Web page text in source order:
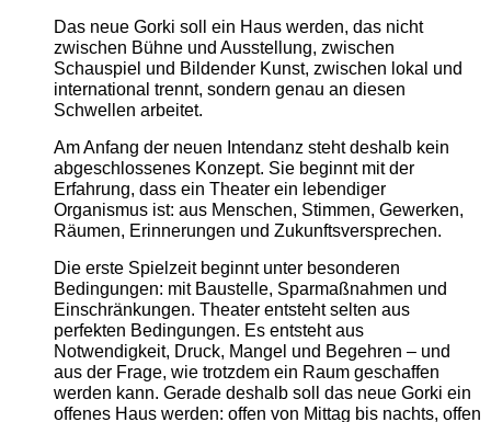
Das neue Gorki soll ein Haus werden, das nicht
zwischen Bühne und Ausstellung, zwischen
Schauspiel und Bildender Kunst, zwischen lokal und
international trennt, sondern genau an diesen
Schwellen arbeitet.
Am Anfang der neuen Intendanz steht deshalb kein
abgeschlossenes Konzept. Sie beginnt mit der
Erfahrung, dass ein Theater ein lebendiger
Organismus ist: aus Menschen, Stimmen, Gewerken,
Räumen, Erinnerungen und Zukunftsversprechen.
Die erste Spielzeit beginnt unter besonderen
Bedingungen: mit Baustelle, Sparmaßnahmen und
Einschränkungen. Theater entsteht selten aus
perfekten Bedingungen. Es entsteht aus
Notwendigkeit, Druck, Mangel und Begehren – und
aus der Frage, wie trotzdem ein Raum geschaffen
werden kann. Gerade deshalb soll das neue Gorki ein
offenes Haus werden: offen von Mittag bis nachts, offen